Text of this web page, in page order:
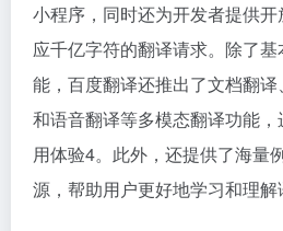
小程序，同时还为开发者提供
应千亿字符的翻译请求。除了
能，百度翻译还推出了文档翻
和语音翻译等多模态翻译功能
用体验4。此外，还提供了海量
源，帮助用户更好地学习和理解